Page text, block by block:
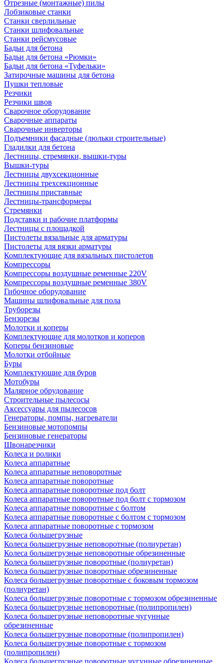
Отрезные (монтажные) пилы
Лобзиковые станки
Станки сверлильные
Станки шлифовальные
Станки рейсмусовые
Бадьи для бетона
Бадьи для бетона «Рюмки»
Бадьи для бетона «Туфельки»
Затирочные машины для бетона
Пушки тепловые
Резчики
Резчики швов
Сварочное оборудование
Сварочные аппараты
Сварочные инверторы
Подъемники фасадные (люльки строительные)
Гладилки для бетона
Лестницы, стремянки, вышки-туры
Вышки-туры
Лестницы двухсекционные
Лестницы трехсекционные
Лестницы приставные
Лестницы-трансформеры
Стремянки
Подставки и рабочие платформы
Лестницы с площадкой
Пистолеты вязальные для арматуры
Пистолеты для вязки арматуры
Комплектующие для вязальных пистолетов
Компрессоры
Компрессоры воздушные ременные 220V
Компрессоры воздушные ременные 380V
Гибочное оборудование
Машины шлифовальные для пола
Труборезы
Бензорезы
Молотки и коперы
Комплектующие для молотков и коперов
Коперы бензиновые
Молотки отбойные
Буры
Комплектующие для буров
Мотобуры
Малярное обрудование
Строительные пылесосы
Аксессуары для пылесосов
Генераторы, помпы, нагреватели
Бензиновые мотопомпы
Бензиновые генераторы
Швонарезчики
Колеса и ролики
Колеса аппаратные
Колеса аппаратные неповоротные
Колеса аппаратные поворотные
Колеса аппаратные поворотные под болт
Колеса аппаратные поворотные под болт с тормозом
Колеса аппаратные поворотные с болтом
Колеса аппаратные поворотные с болтом с тормозом
Колеса аппаратные поворотные с тормозом
Колеса большегрузные
Колеса большегрузные неповоротные (полиуретан)
Колеса большегрузные неповоротные обрезиненные
Колеса большегрузные поворотные (полиуретан)
Колеса большегрузные поворотные обрезиненные
Колеса большегрузные поворотные с боковым тормозом
(полиуретан)
Колеса большегрузные поворотные с тормозом обрезиненные
Колеса большегрузные неповоротные (полипропилен)
Колеса большегрузные неповоротные чугунные
обрезиненные
Колеса большегрузные поворотные (полипропилен)
Колеса большегрузные поворотные с тормозом
(полипропилен)
Колеса большегрузные поворотные чугунные обрезиненные